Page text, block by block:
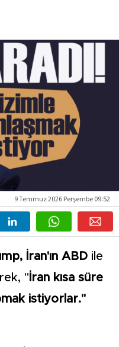
9 Temmuz 2026 Perşembe 09:52
İran'ın ABD ile
" İran kısa süre
istiyorlar."